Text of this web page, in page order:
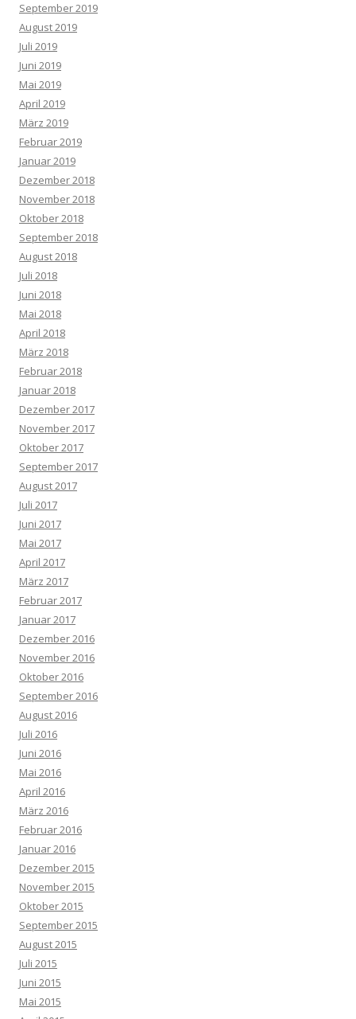
September 2019
August 2019
Juli 2019
Juni 2019
Mai 2019
April 2019
März 2019
Februar 2019
Januar 2019
Dezember 2018
November 2018
Oktober 2018
September 2018
August 2018
Juli 2018
Juni 2018
Mai 2018
April 2018
März 2018
Februar 2018
Januar 2018
Dezember 2017
November 2017
Oktober 2017
September 2017
August 2017
Juli 2017
Juni 2017
Mai 2017
April 2017
März 2017
Februar 2017
Januar 2017
Dezember 2016
November 2016
Oktober 2016
September 2016
August 2016
Juli 2016
Juni 2016
Mai 2016
April 2016
März 2016
Februar 2016
Januar 2016
Dezember 2015
November 2015
Oktober 2015
September 2015
August 2015
Juli 2015
Juni 2015
Mai 2015